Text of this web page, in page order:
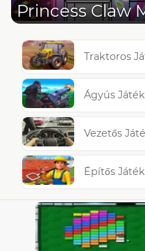
Princess Claw
Traktoros
Ágyús
Vezetős
Építős